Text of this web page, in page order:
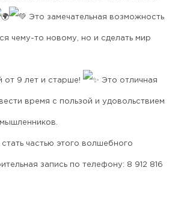
Это замечательная возможность
чему-то новому, но и сделать мир
от 9 лет и старше! Это отличная
время с пользой и удовольствием
частью этого волшебного
запись по телефону: 8 912 816